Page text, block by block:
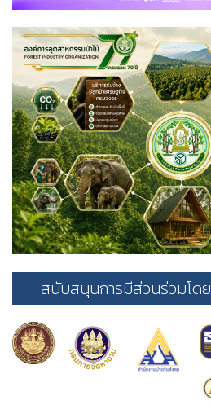
สนับสนุนการมีส่วนร่วมโดย